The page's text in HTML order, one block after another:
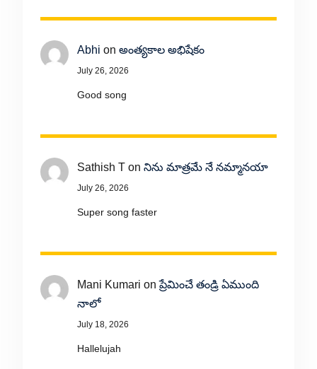
Abhi on అంత్యకాల అభిషేకం
July 26, 2026
Good song
Sathish Ton నిను మాత్రమే నే నమ్మానయా
July 26, 2026
Super song faster
Mani Kumari onప్రేమించే తండ్రి ఏముంది
నాలో
July 18, 2026
Hallelujah